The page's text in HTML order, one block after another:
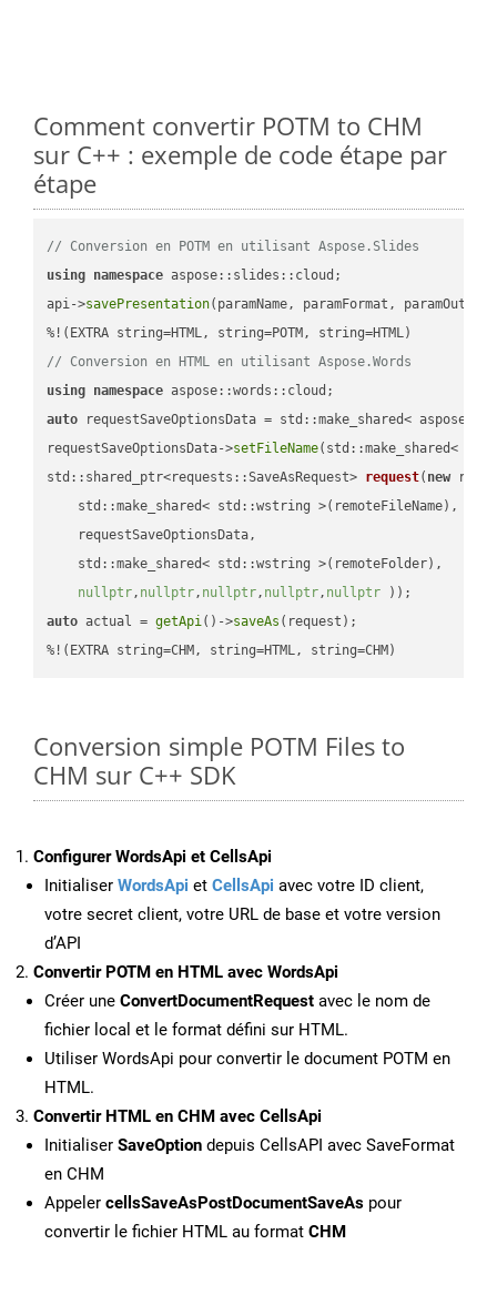
Comment convertir POTM to CHM
sur C++ : exemple de code étape par
étape
// Conversion en POTM en utilisant Aspose.Slides
using namespace aspose::slides::cloud;
api->savePresentation(paramName, paramFormat,
// Conversion en HTML en utilisant Aspose.Words
using namespace
auto requestSaveOptionsData = std::make_shared<
requestSaveOptionsData->setFileName(std::make_shared<
std::shared_ptr<requests::SaveAsRequest> request( new
    std::make_shared< std::wstring >(remoteFileName),
    requestSaveOptionsData,
    std::make_shared< std::wstring >(remoteFolder),
nullptr, nullptr, nullptr, nullptr, nullptr ))
auto actual = getApi()->saveAs (request);
%!(EXTRA string=CHM, string=HTML, string=CHM)
Conversion simple POTM Files to
CHM sur C++ SDK
Configurer WordsApi et CellsApi
Initialiser WordsApi et CellsApi avec votre ID client,
votre secret client, votre URL de base et votre version
d’API
Convertir POTM en HTML avec WordsApi
Créer une ConvertDocumentRequest avec le nom de
fichier local et le format défini sur HTML.
Utiliser WordsApi pour convertir le document POTM en
HTML.
Convertir HTML en CHM avec CellsApi
Initialiser SaveOption depuis CellsAPI avec SaveFormat
en CHM
Appeler cellsSaveAsPostDocumentSaveAs pour
convertir le fichier HTML au format CHM